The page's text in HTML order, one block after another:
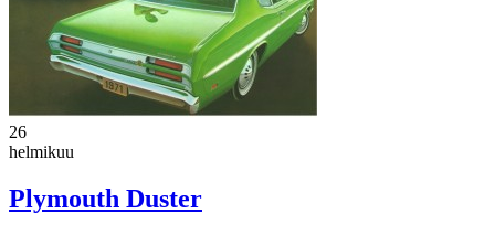
26
helmikuu
Plymouth Duster